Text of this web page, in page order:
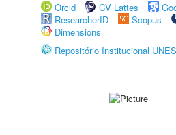
Orcid
CV Lattes
ResearcherID
Scopus
Dimensions
Repositório Institucional